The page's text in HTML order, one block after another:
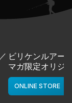
ビリケンルアー[
マガ限定オリジ
カラー／LMボー
ワイト]
deps
ONLINE STORE